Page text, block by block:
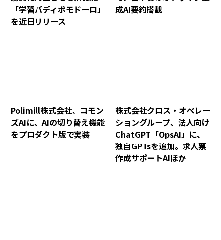
「学習バディポモドーロ」
を近日リリース
成AI要約搭載
Polimill株式会社、コモン
ズAIに、AIの切り替え機能
をプロダクト版で実装
株式会社クロス・オペレー
ショングループ、法人向け
ChatGPT「OpsAI」に、
独自GPTsを追加。求人票
作成サポートAIほか